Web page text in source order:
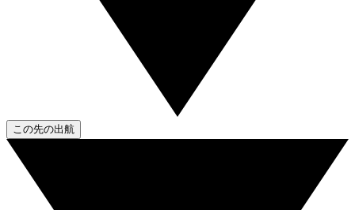
この先の出航